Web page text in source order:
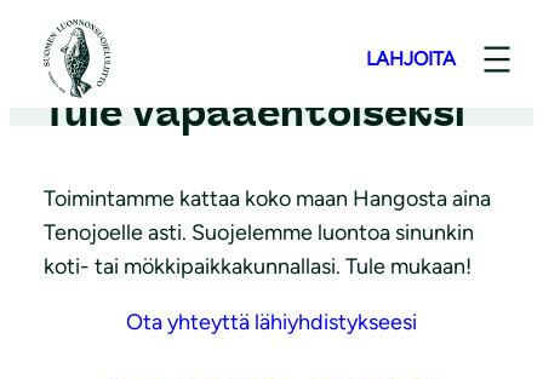
LAHJOITA
Tule vapaaehtoiseksi
Toimintamme kattaa koko maan Hangosta aina
Tenojoelle asti. Suojelemme luontoa sinunkin
koti- tai mökkipaikkakunnallasi. Tule mukaan!
Ota yhteyttä lähiyhdistykseesi